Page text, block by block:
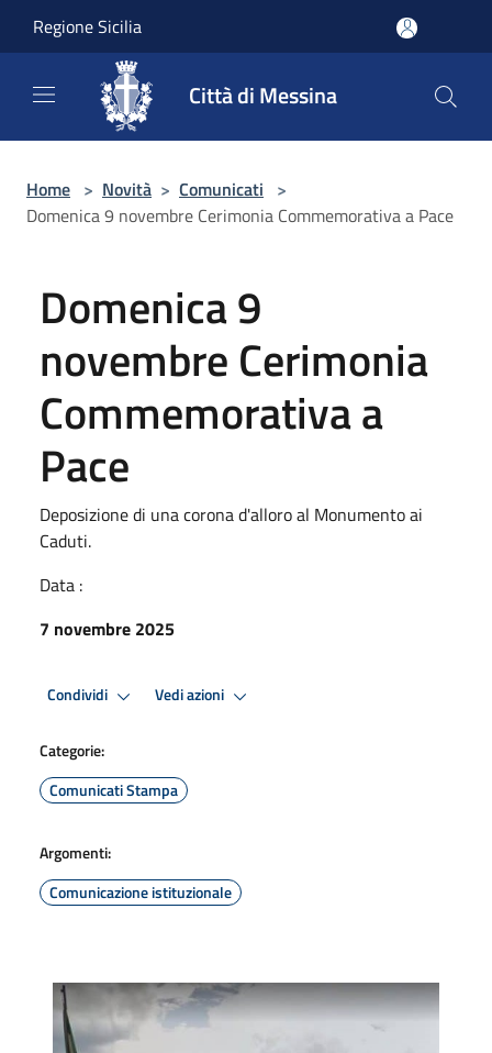
Regione Sicilia
Città di Messina
Home > Novità > Comunicati >
Domenica 9 novembre Cerimonia Commemorativa a Pace
Domenica 9
novembre Cerimonia
Commemorativa a
Pace
Deposizione di una corona d'alloro al Monumento ai
Caduti.
Data :
7 novembre 2025
Condividi Vedi azioni
Categorie:
Comunicati Stampa
Argomenti:
Comunicazione istituzionale